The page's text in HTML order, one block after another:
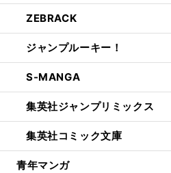
ZEBRACK
ジャンプルーキー！
S-MANGA
集英社ジャンプリミックス
集英社コミック文庫
青年マンガ